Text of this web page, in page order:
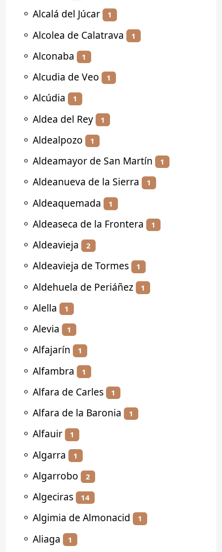
⚬ Alcalá del Júcar 1
⚬ Alcolea de Calatrava 1
⚬ Alconaba 1
⚬ Alcudia de Veo 1
⚬ Alcúdia 1
⚬ Aldea del Rey 1
⚬ Aldealpozo 1
⚬ Aldeamayor de San Martín 1
⚬ Aldeanueva de la Sierra 1
⚬ Aldeaquemada 1
⚬ Aldeaseca de la Frontera 1
⚬ Aldeavieja 2
⚬ Aldeavieja de Tormes 1
⚬ Aldehuela de Periáñez 1
⚬ Alella 1
⚬ Alevia 1
⚬ Alfajarín 1
⚬ Alfambra 1
⚬ Alfara de Carles 1
⚬ Alfara de la Baronia 1
⚬ Alfauir 1
⚬ Algarra 1
⚬ Algarrobo 2
⚬ Algeciras 14
⚬ Algimia de Almonacid 1
⚬ Aliaga 1